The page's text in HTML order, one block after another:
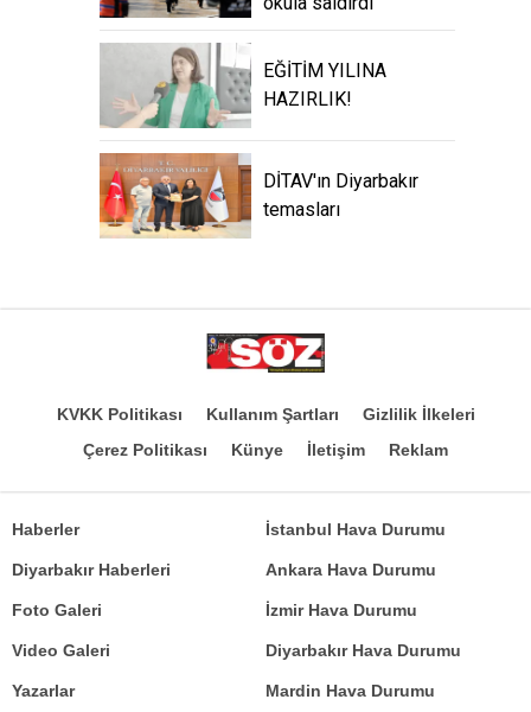
EĞİTİM YILINA
HAZIRLIK!
DİTAV'ın Diyarbakır
temasları
KVKK Politikası Kullanım Şartları
Gizlilik İlkeleri
Çerez Politikası
Künye İletişim Reklam
Haberler
Diyarbakır Haberleri
Foto Galeri
Video Galeri
Yazarlar
İstanbul Hava Durumu
Ankara Hava Durumu
İzmir Hava Durumu
Diyarbakır Hava Durumu
Mardin Hava Durumu